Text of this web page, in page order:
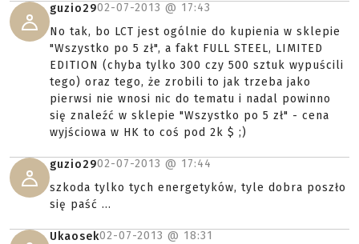
guzio2902-07-2013 @ 17:43
No tak, bo LCT jest ogólnie do kupienia w sklepie
"Wszystko po 5 zł", a fakt FULL STEEL, LIMITED
EDITION (chyba tylko 300 czy 500 sztuk wypuścili
tego) oraz tego, że zrobili to jak trzeba jako
pierwsi nie wnosi nic do tematu i nadal powinno
się znaleźć w sklepie "Wszystko po 5 zł" - cena
wyjściowa w HK to coś pod 2k $ ;)
guzio2902-07-2013 @ 17:44
szkoda tylko tych energetyków, tyle dobra poszło
się paść ...
Ukaosek02-07-2013 @ 18:31